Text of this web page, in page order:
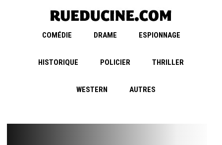
COMÉDIE DRAME ESPIONNAGE
HISTORIQUE POLICIER THRILLER
WESTERN AUTRES